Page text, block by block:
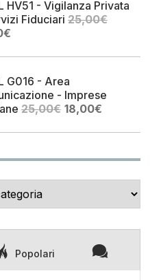
18,00€.
HV51 - Vigilanza Privata
Fiduciari 25,00€
€Il
attuale
18,00€.
G016 - Area
- Imprese
25,00€ Il
originale
25,00€.
18,00€Il
attuale
18,00€.
Popolari